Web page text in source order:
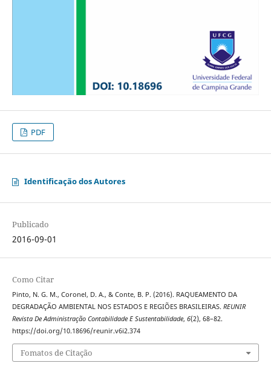
PDF
Identificação dos Autores
Publicado
2016-09-01
Como Citar
Pinto, N. G. M., Coronel, D. A., & Conte, B. P. (2016). RAQUEAMENTO DA
DEGRADAÇÃO AMBIENTAL NOS ESTADOS E REGIÕES BRASILEIRAS. REUNIR
Revista De Administração Contabilidade E Sustentabilidade, 6(2), 68–82.
https://doi.org/10.18696/reunir.v6i2.374
Fomatos de Citação